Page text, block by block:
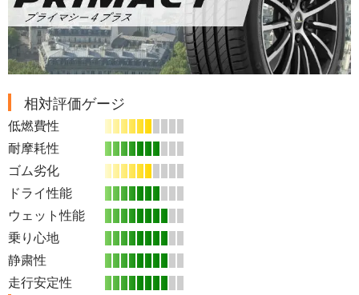
相対評価ゲージ
低燃費性
耐摩耗性
ゴム劣化
ドライ性能
ウェット性能
乗り心地
静粛性
走行安定性